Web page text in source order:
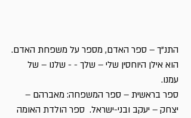
התנ"ך – ספר האדם, מספר על משפחת האדם.
הוא אילן היוחסין שלי – שלך - - שלנו – של
עמנו.
ספר בראשית – ספר המשפחה: מאברהם –
יצחק – יעקב ובני-ישראל. ספר הולדת האומה